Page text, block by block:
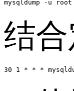
结